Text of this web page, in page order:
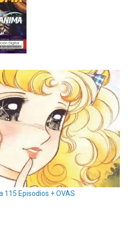
115 Episodios + OVAS